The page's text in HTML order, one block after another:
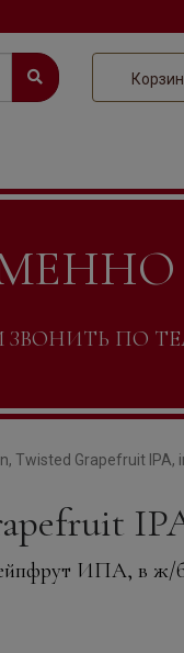
ПО
Twisted Grapefruit IPA,
ИПА, в ж/